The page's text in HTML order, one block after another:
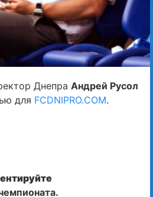
Днепра Андрей Русол
для FCDNIPRO.COM.